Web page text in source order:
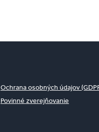
Ochrana osobných údajov
Povinné zverejňovanie